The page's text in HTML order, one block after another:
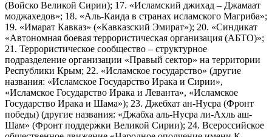
(Войско Великой Сирии); 17. «Исламский джихад – Джамаат
моджахедов»; 18. «Аль-Каида в странах исламского Магриба»;
19. «Имарат Кавказ» («Кавказский Эмират»); 20. «Синдикат
«Автономная боевая террористическая организация (АБТО)»;
21. Террористическое сообщество – структурное
подразделение организации «Правый сектор» на территории
Республики Крым; 22. «Исламское государство» (другие
названия: «Исламское Государство Ирака и Сирии»,
«Исламское Государство Ирака и Леванта», «Исламское
Государство Ирака и Шама»); 23. Джебхат ан-Нусра (Фронт
победы) (другие названия: «Джабха аль-Нусра ли-Ахль аш-
Шам» (Фронт поддержки Великой Сирии); 24. Всероссийское